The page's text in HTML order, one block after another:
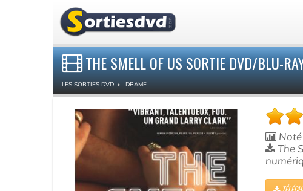
THE SMELL OF US SORTIE DVD/BLU-
LES SORTIES DVD DRAME
Noté
The